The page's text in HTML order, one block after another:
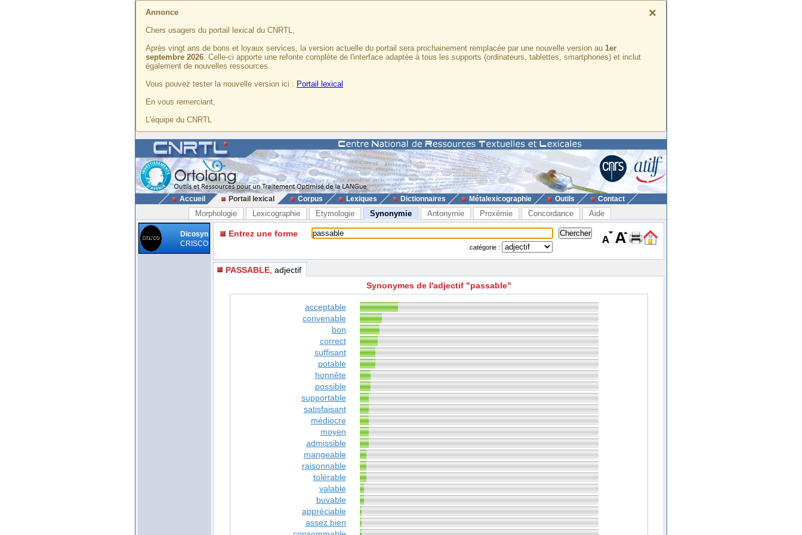
×
Annonce
Chers usagers du portail lexical du CNRTL,
Après vingt ans de bons et loyaux services, la version actuelle du portail sera prochainement remplacée par une nouvelle version au 1er
septembre 2026. Celle-ci apporte une refonte complète de l'interface adaptée à tous les supports (ordinateurs, tablettes, smartphones) et inclut
également de nouvelles ressources.
Vous pouvez tester la nouvelle version ici : Portail lexical
En vous remerciant,
L'équipe du CNRTL
Accueil Portail lexical Corpus Lexiques Dictionnaires Métalexicographie Outils Contact
Morphologie Lexicographie Etymologie Synonymie Antonymie Proxémie Concordance Aide
Dicosyn
CRISCO
Entrez une forme
catégorie :
PASSABLE , adjectif
Synonymes de l'adjectif "passable"
acceptable
convenable
bon
correct
suffisant
potable
honnête
possible
supportable
satisfaisant
médiocre
moyen
admissible
mangeable
raisonnable
tolérable
valable
buvable
appréciable
assez bien